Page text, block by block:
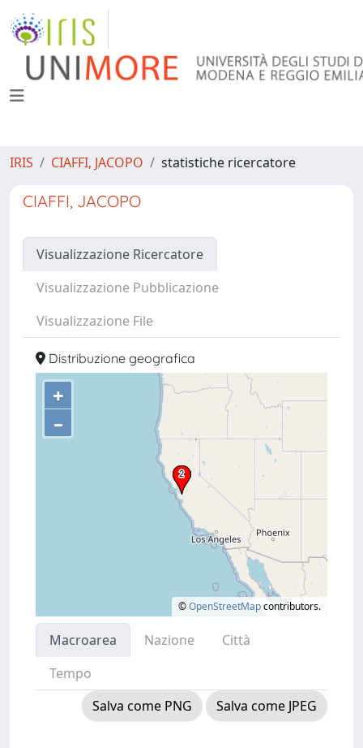
IRIS CIAFFI, JACOPO statistiche ricercatore
CIAFFI, JACOPO
Visualizzazione Ricercatore
Visualizzazione Pubblicazione
Visualizzazione File
Distribuzione geografica
+
–
©OpenStreetMapcontributors.
Macroarea Nazione
Città
Tempo
Salva come PNG
Salva come JPEG